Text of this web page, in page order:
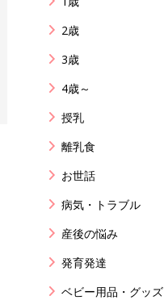
2歳
3歳
4歳～
授乳
離乳食
お世話
病気・トラブル
産後の悩み
発育発達
ベビー用品・グッズ